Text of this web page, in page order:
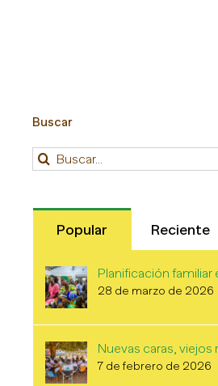
Buscar
Buscar:
Popular Reciente
Planificación familiar
28 de marzo de 2026
Nuevas caras, viejos
7 de febrero de 2026